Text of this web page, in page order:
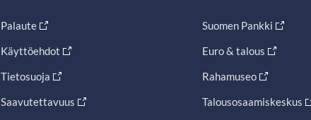
Palaute
Käyttöehdot
Tietosuoja
Saavutettavuus
Suomen Pankki
Euro & talous
Rahamuseo
Talousosaamiskeskus